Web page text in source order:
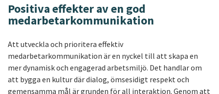
Positiva effekter av en god
medarbetarkommunikation
Att utveckla och prioritera effektiv
medarbetarkommunikation är en nyckel till att skapa en
mer dynamisk och engagerad arbetsmiljö. Det handlar om
att bygga en kultur där dialog, ömsesidigt respekt och
gemensamma mål är grunden för all interaktion. Genom att